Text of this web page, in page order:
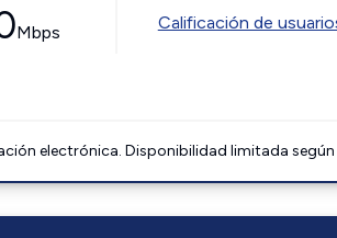
Mbps Calificación de
electrónica. Disponibilidad limitada según